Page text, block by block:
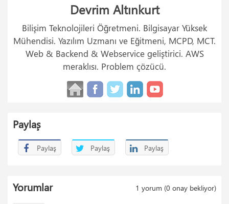
Devrim Altınkurt
Bilişim Teknolojileri Öğretmeni. Bilgisayar Yüksek
Mühendisi. Yazılım Uzmanı ve Eğitmeni, MCPD, MCT.
Web & Backend & Webservice geliştirici. AWS
meraklısı. Problem çözücü.
Paylaş
Paylaş Paylaş Paylaş
1 yorum (0 onay bekliyor)
Yorumlar